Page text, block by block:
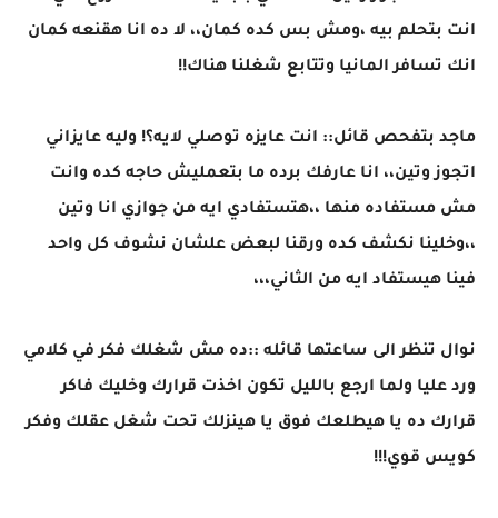
انت بتحلم بيه ،ومش بس كده كمان،، لا ده انا هقنعه كمان
انك تسافر المانيا وتتابع شغلنا هناك!!
ماجد بتفحص قائل:: انت عايزه توصلي لايه؟! وليه عايزاني
اتجوز وتين،، انا عارفك برده ما بتعمليش حاجه كده وانت
مش مستفاده منها ،،هتستفادي ايه من جوازي انا وتين
،،وخلينا نكشف كده ورقنا لبعض علشان نشوف كل واحد
فينا هيستفاد ايه من الثاني،،،
نوال تنظر الى ساعتها قائله ::ده مش شغلك فكر في كلامي
ورد عليا ولما ارجع بالليل تكون اخذت قرارك وخليك فاكر
قرارك ده يا هيطلعك فوق يا هينزلك تحت شغل عقلك وفكر
كويس قوي!!!